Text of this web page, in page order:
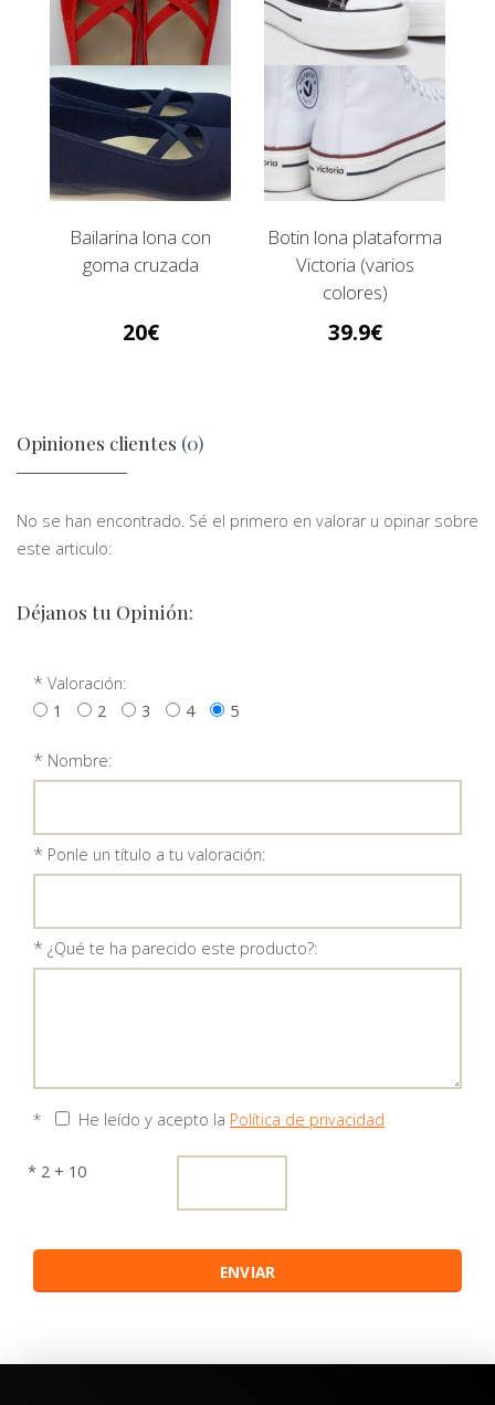
Bailarina lona con
goma cruzada
20
Botin lona plataforma
Victoria (varios
colores)
39.9
Opiniones clientes (0)
No se han encontrado. Sé el primero en valorar u opinar sobre
este articulo:
Déjanos tu Opinión:
* Valoración:
1
2 3 4 5
* Nombre:
* Ponle un título a tu valoración:
* ¿Qué te ha parecido este producto?:
* He leído y acepto la Política de privacidad
* 2 + 10